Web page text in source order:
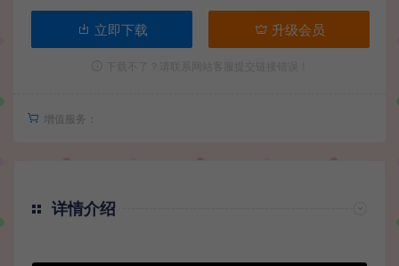
立即下载 升级会员
增值服务：
详情介绍